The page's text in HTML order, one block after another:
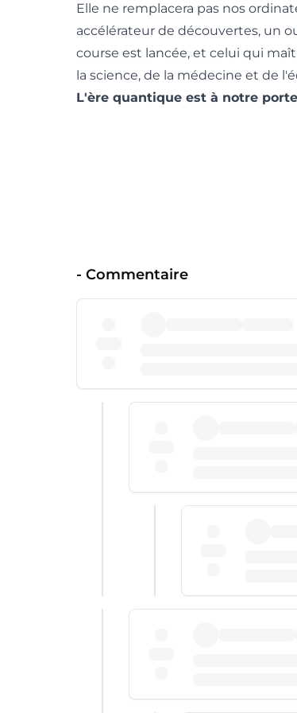
Elle ne remplacera pas nos
accélérateur de découvertes, un
course est lancée, et celui qui
la science, de la médecine et de
L'ère quantique est à notre
- Commentaire